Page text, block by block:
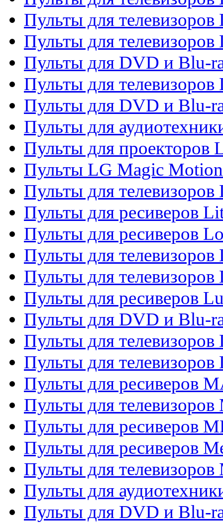
Пульты для телевизоров
Пульты для телевизоров
Пульты для DVD и Blu-
Пульты для телевизоров
Пульты для DVD и Blu-
Пульты для
Пульты для проекторов
Пульты LG Magic Motion
Пульты для
Пульты для ресиверов
Пульты для ресиверов
Пульты для телевизоров
Пульты для
Пульты для ресиверов
Пульты для DVD и Blu-
Пульты для телевизоров
Пульты для телевизоров
Пульты для ресиверов
Пульты для телевизоров
Пульты для ресиверов
Пульты для ресиверов
Пульты для телевизоров
Пульты для
Пульты для DVD и Blu-